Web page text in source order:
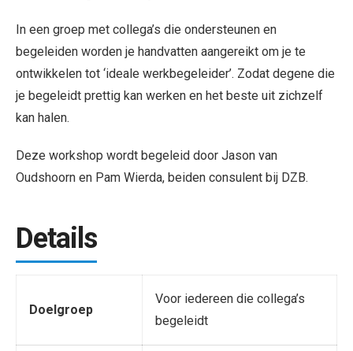
In een groep met collega’s die ondersteunen en
begeleiden worden je handvatten aangereikt om je te
ontwikkelen tot ‘ideale werkbegeleider’. Zodat degene die
je begeleidt prettig kan werken en het beste uit zichzelf
kan halen.
Deze workshop wordt begeleid door Jason van
Oudshoorn en Pam Wierda, beiden consulent bij DZB.
Details
Doelgroep
Voor iedereen die collega’s
begeleidt